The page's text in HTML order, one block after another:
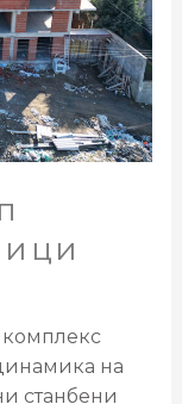
на
станбени